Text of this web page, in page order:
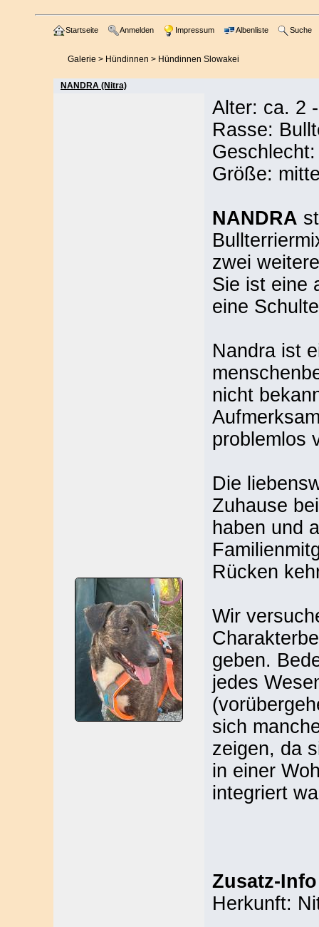
Startseite Anmelden Impressum Albenliste Suche
Galerie > Hündinnen > Hündinnen Slowakei
NANDRA (Nitra)
Alter: ca. 2
Rasse:
Größe:
NANDRA
zwei
Sie ist eine
eine
Nandra ist
nicht
problemlos
Die
Zuhause
haben und
Rücken
Wir
geben.
jedes
sich
zeigen, da
in einer
integriert
Zusatz-Info
Herkunft: